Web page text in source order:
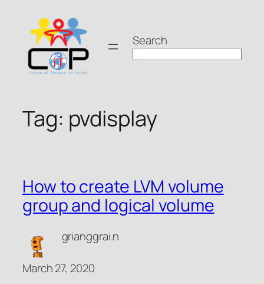
content
Search
Tag: pvdisplay
How to create LVM volume
group and logical volume
grianggrai.n
March 27, 2020